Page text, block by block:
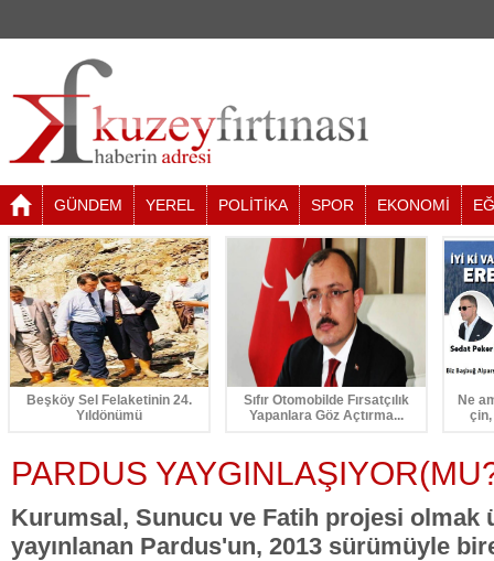
GÜNDEM YEREL POLİTİKA SPOR EKONOMİ
Beşköy Sel Felaketinin 24.
Yıldönümü
Sıfır Otomobilde Fırsatçılık
Yapanlara Göz Açtırma...
Ne
PARDUS
Kurumsal, Sunucu ve Fatih projesi olmak
yayınlanan Pardus'un, 2013 sürümüyle